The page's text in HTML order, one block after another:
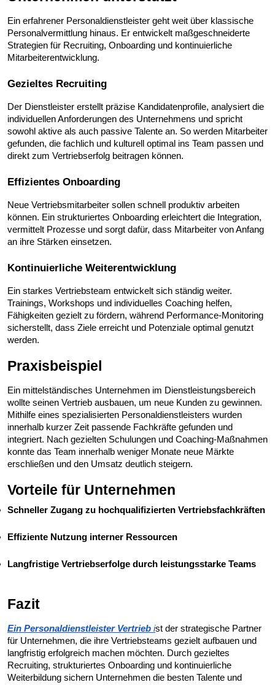
Ein erfahrener Personaldienstleister geht weit über klassische
Personalvermittlung hinaus. Er entwickelt maßgeschneiderte
Strategien für Recruiting, Onboarding und kontinuierliche
Mitarbeiterentwicklung.
Gezieltes Recruiting
Der Dienstleister erstellt präzise Kandidatenprofile, analysiert die
individuellen Anforderungen des Unternehmens und spricht
sowohl aktive als auch passive Talente an. So werden Mitarbeiter
gefunden, die fachlich und kulturell optimal ins Team passen und
direkt zum Vertriebserfolg beitragen können.
Effizientes Onboarding
Neue Vertriebsmitarbeiter sollen schnell produktiv arbeiten
können. Ein strukturiertes Onboarding erleichtert die Integration,
vermittelt Prozesse und sorgt dafür, dass Mitarbeiter von Anfang
an ihre Stärken einsetzen.
Kontinuierliche Weiterentwicklung
Ein starkes Vertriebsteam entwickelt sich ständig weiter.
Trainings, Workshops und individuelles Coaching helfen,
Fähigkeiten gezielt zu fördern, während Performance-Monitoring
sicherstellt, dass Ziele erreicht und Potenziale optimal genutzt
werden.
Praxisbeispiel
Ein mittelständisches Unternehmen im Dienstleistungsbereich
wollte seinen Vertrieb ausbauen, um neue Kunden zu gewinnen.
Mithilfe eines spezialisierten Personaldienstleisters wurden
innerhalb kurzer Zeit passende Fachkräfte gefunden und
integriert. Nach gezielten Schulungen und Coaching-Maßnahmen
konnte das Team innerhalb weniger Monate neue Märkte
erschließen und den Umsatz deutlich steigern.
Vorteile für Unternehmen
Schneller Zugang zu hochqualifizierten Vertriebsfachkräften
Effiziente Nutzung interner Ressourcen
Langfristige Vertriebserfolge durch leistungsstarke Teams
Fazit
Ein Personaldienstleister Vertrieb ist der strategische Partner
für Unternehmen, die ihre Vertriebsteams gezielt aufbauen und
langfristig erfolgreich machen möchten. Durch gezieltes
Recruiting, strukturiertes Onboarding und kontinuierliche
Weiterbildung sichern Unternehmen die besten Talente und